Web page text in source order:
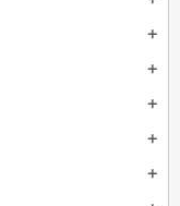
add
add
add
add
add